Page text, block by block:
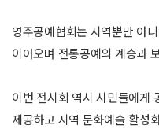
영주공예협회는 지역뿐만 아
이어오며 전통공예의 계승과
이번 전시회 역시 시민들에게
제공하고 지역 문화예술 활성